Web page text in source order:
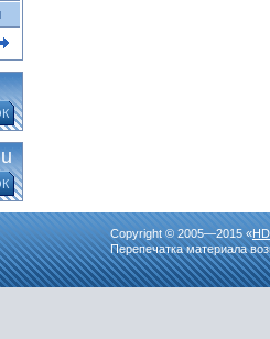
Copyright © 2005—2015 «
Перепечатка материала